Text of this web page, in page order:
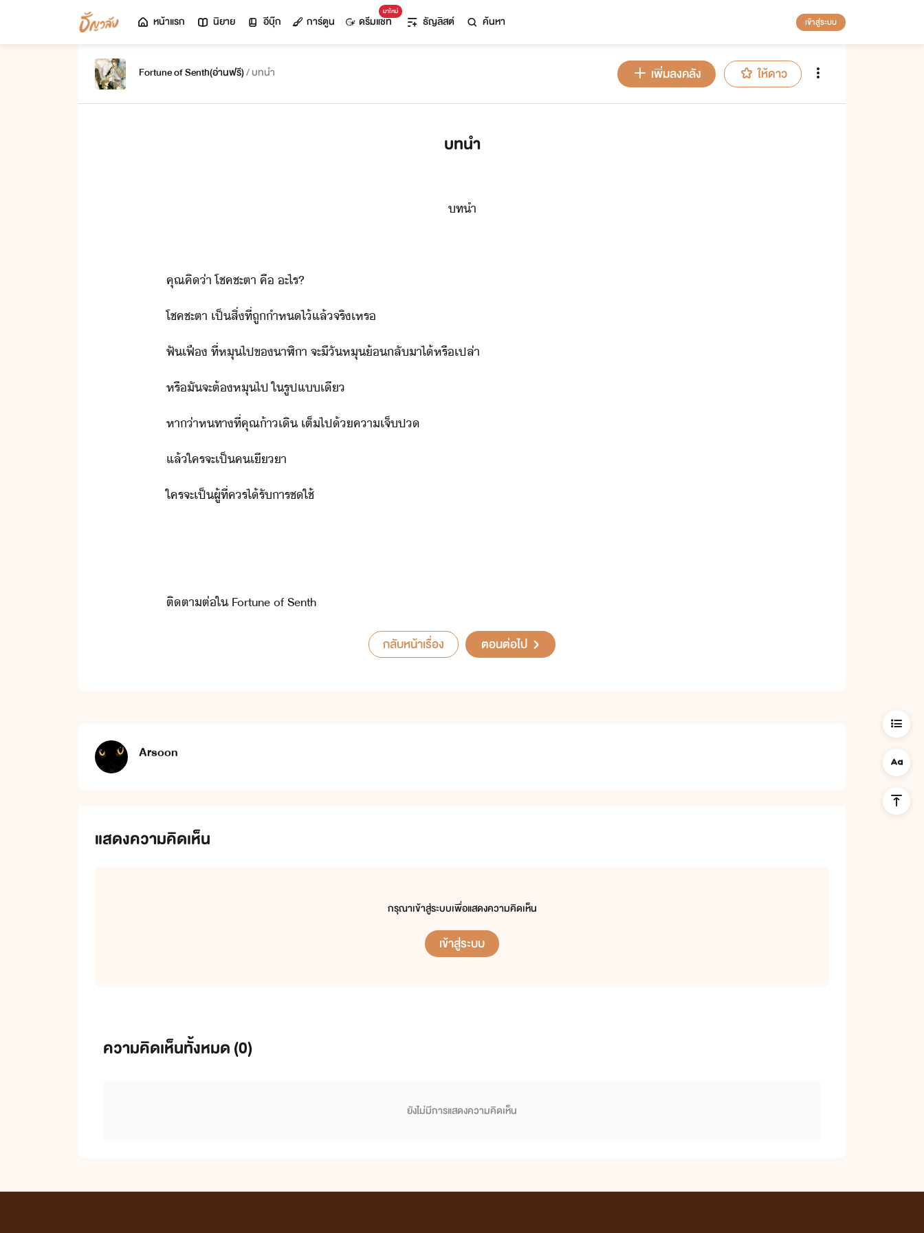
หน้าแรก นิยาย อีบุ๊ก การ์ตูน
มาใหม่
ดรีมแชท ธัญลิสต์ ค้นหา เข้าสู่ระบบ
Fortune of Senth(อ่านฟรี)/ บทนำ เพิ่มลงคลัง ให้ดาว
บทนำ
ทำ
คุณ​คิ​่า​ ​โชคชะตา​ ​คื​ ​ะไร​?
โชคชะตา​ ​เป็​สิ่​ที่​ถู​ำห​ไ้​แล้​จริ​เหร
ฟัเฟื​ ​ที่​หุ​ไป​ข​าฬิา​ ​จะ​ี​ั​หุ​้ลั​า​ไ้​หรืเปล่า
หรื​ั​จะ​ต้​หุ​ไป​ ​ใ​รูปแ​เี
หา่า​หทา​ที่​คุณ​้าเิ​ ​เต็ไป้​คาเจ็ป
แล้​ใคร​จะ​เป็​ค​เีา
ใคร​จะ​เป็​ผู้​ที่​คร​ไ้รั​าร​ชใช้
ติตา​ต่​ใ​ ​Fortune​ ​of​ ​Senth
กลับหน้าเรื่อง ตอนต่อไป
Arsoon
แสดงความคิดเห็น
กรุณาเข้าสู่ระบบเพื่อแสดงความคิดเห็น
เข้าสู่ระบบ
ความคิดเห็นทั้งหมด (0)
ยังไม่มีการแสดงความคิดเห็น